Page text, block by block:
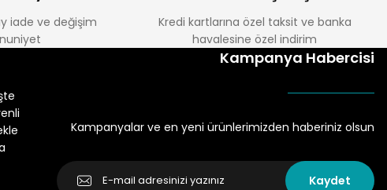
iade ve değişim
Kredi kartlarına özel taksit ve banka
havalesine özel indirim
Kampanya Habercisi
Kampanyalar ve en yeni ürünlerimizden haberiniz olsun
Kaydet